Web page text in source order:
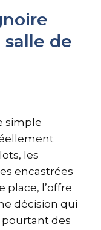
de
simple
les
encastrées
place, l’offre
décision qui
des